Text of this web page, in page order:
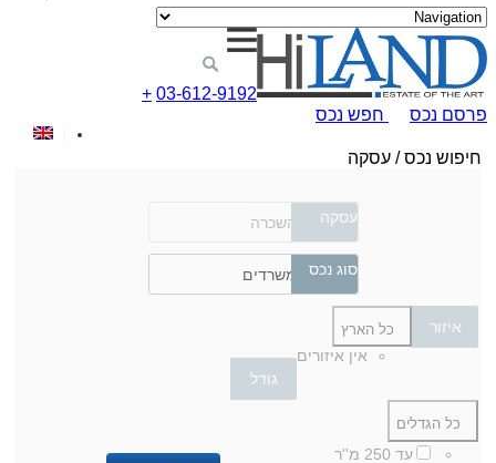
03-612-9192
+
פרסם נכס
חפש נכס
חיפוש נכס / עסקה
השכרה עסקה
משרדים סוג נכס
איזור כל הארץ
אין איזורים
גודל
כל הגדלים
עד 250 מ''ר